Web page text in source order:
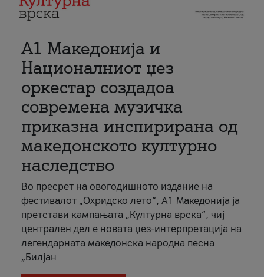
А1 Македонија и
Националниот џез
оркестар создадоа
современа музичка
приказна инспирирана од
македонското културно
наследство
Во пресрет на овогодишното издание на
фестивалот „Охридско лето“, А1 Македонија ја
претстави кампањата „Културна врска“, чиј
централен дел е новата џез-интерпретација на
легендарната македонска народна песна
„Билјан